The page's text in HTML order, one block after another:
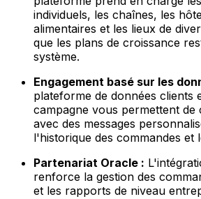
individuels, les chaînes, les
alimentaires et les lieux de
que les plans de croissance
système.
Engagement basé sur les
plateforme de données clients
campagne vous permettent de
avec des messages
l'historique des commandes et
Partenariat Oracle :
renforce la gestion des
et les rapports de niveau